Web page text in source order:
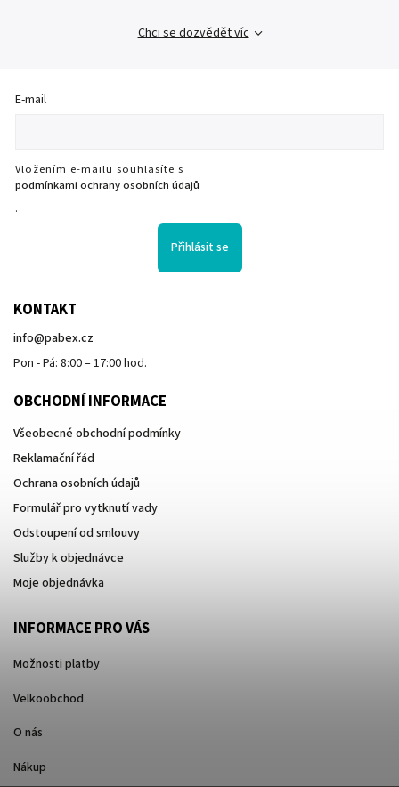
Chci se dozvědět víc
E-mail
Vložením e-mailu souhlasíte s
podmínkami ochrany osobních údajů
.
Přihlásit se
KONTAKT
info@pabex.cz
Pon - Pá: 8:00 – 17:00 hod.
OBCHODNÍ INFORMACE
Všeobecné obchodní podmínky
Reklamační řád
Ochrana osobních údajů
Formulář pro vytknutí vady
Odstoupení od smlouvy
Služby k objednávce
Moje objednávka
INFORMACE PRO VÁS
Možnosti platby
Velkoobchod
O nás
Nákup